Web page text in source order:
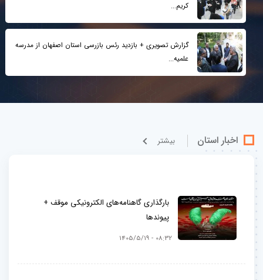
کریم...
گزارش تصویری + بازدید رئس بازرسی استان اصفهان از مدرسه
علمیه...
اخبار استان بيشتر
بارگذاری گاهنامه‌های الکترونیکی موقف +
پیوندها
08:32 - 1405/5/19